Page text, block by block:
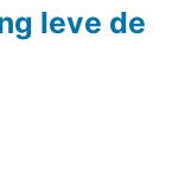
leve de